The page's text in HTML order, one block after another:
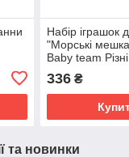
Набір іграшок
"Морські
Baby team
336₴
та новинки